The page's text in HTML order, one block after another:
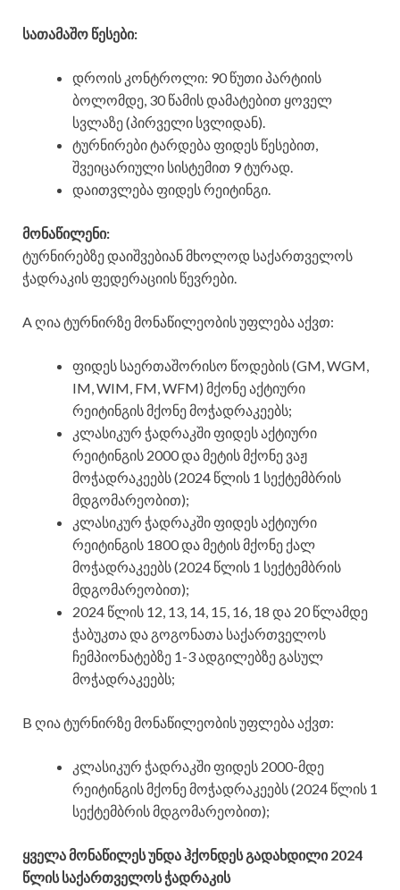
სათამაშო წესები:
დროის კონტროლი: 90 წუთი პარტიის
ბოლომდე, 30 წამის დამატებით ყოველ
სვლაზე (პირველი სვლიდან).
ტურნირები ტარდება ფიდეს წესებით,
შვეიცარიული სისტემით 9 ტურად.
დაითვლება ფიდეს რეიტინგი.
მონაწილენი:
ტურნირებზე დაიშვებიან მხოლოდ საქართველოს
ჭადრაკის ფედერაციის წევრები.
A ღია ტურნირზე მონაწილეობის უფლება აქვთ:
ფიდეს საერთაშორისო წოდების (GM, WGM,
IM, WIM, FM, WFM) მქონე აქტიური
რეიტინგის მქონე მოჭადრაკეებს;
კლასიკურ ჭადრაკში ფიდეს აქტიური
რეიტინგის 2000 და მეტის მქონე ვაჟ
მოჭადრაკეებს (2024 წლის 1 სექტემბრის
მდგომარეობით);
კლასიკურ ჭადრაკში ფიდეს აქტიური
რეიტინგის 1800 და მეტის მქონე ქალ
მოჭადრაკეებს (2024 წლის 1 სექტემბრის
მდგომარეობით);
2024 წლის 12, 13, 14, 15, 16, 18 და 20 წლამდე
ჭაბუკთა და გოგონათა საქართველოს
ჩემპიონატებზე 1-3 ადგილებზე გასულ
მოჭადრაკეებს;
B ღია ტურნირზე მონაწილეობის უფლება აქვთ:
კლასიკურ ჭადრაკში ფიდეს 2000-მდე
რეიტინგის მქონე მოჭადრაკეებს (2024 წლის 1
სექტემბრის მდგომარეობით);
ყველა მონაწილეს უნდა ჰქონდეს გადახდილი 2024
წლის საქართველოს ჭადრაკის